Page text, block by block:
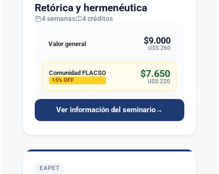
Retórica y hermenéutica
4 semanas 4 créditos
Valor general $9.000
U$S 260
Comunidad FLACSO
15% OFF
$7.650
U$S 220
Ver información del seminario→
EAPET